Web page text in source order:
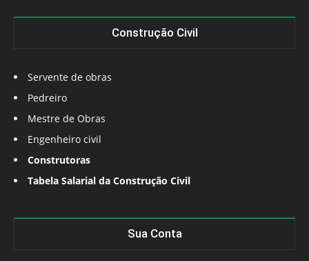
Construção Civil
Servente de obras
Pedreiro
Mestre de Obras
Engenheiro civil
Construtoras
Tabela Salarial da Construção Civil
Sua Conta